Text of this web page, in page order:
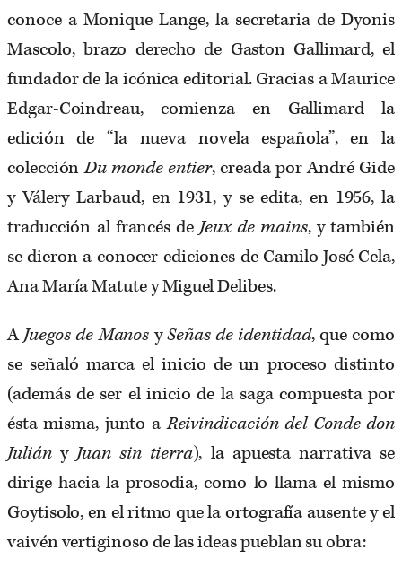
conoce a Monique Lange, la secretaria de Dyonis
Mascolo, brazo derecho de Gaston Gallimard, el
fundador de la icónica editorial. Gracias a Maurice
Edgar-Coindreau, comienza en Gallimard la
edición de “la nueva novela española”, en la
colecciónDu monde entier, creada por André Gide
y Válery Larbaud, en 1931, y se edita, en 1956, la
traducción al francés deJeux de mains, y también
se dieron a conocer ediciones de Camilo José Cela,
Ana María Matute y Miguel Delibes.
AJuegos de ManosySeñas de identidad, que como
se señaló marca el inicio de un proceso distinto
(además de ser el inicio de la saga compuesta por
ésta misma, junto aReivindicación del Conde don
JuliányJuan sin tierra), la apuesta narrativa se
dirige hacia la prosodia, como lo llama el mismo
Goytisolo, en el ritmo que la ortografía ausente y el
vaivén vertiginoso de las ideas pueblan su obra: